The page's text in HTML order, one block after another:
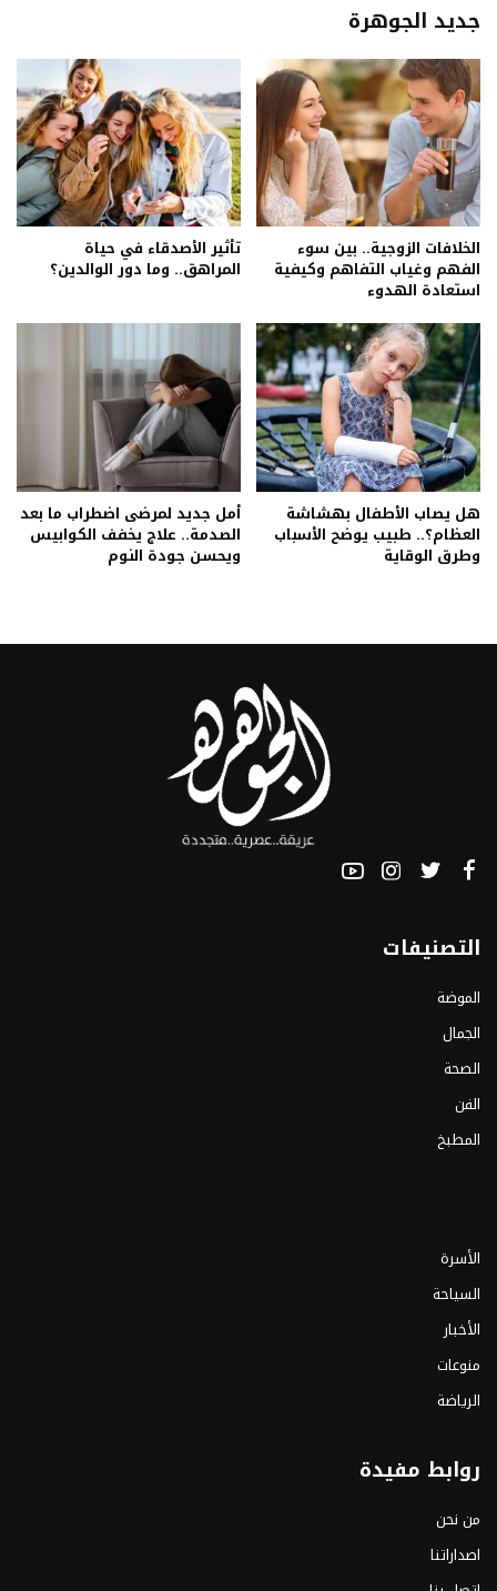
جديد الجوهرة
الخلافات الزوجية.. بين سوء
الفهم وغياب التفاهم وكيفية
استعادة الهدوء
تأثير الأصدقاء في حياة
المراهق.. وما دور الوالدين؟
هل يصاب الأطفال بهشاشة
العظام؟.. طبيب يوضح الأسباب
وطرق الوقاية
أمل جديد لمرضى اضطراب ما بعد
الصدمة.. علاج يخفف الكوابيس
ويحسن جودة النوم
التصنيفات
الموضة
الجمال
الصحة
الفن
المطبخ
الأسرة
السياحة
الأخبار
منوعات
الرياضة
روابط مفيدة
من نحن
اصداراتنا